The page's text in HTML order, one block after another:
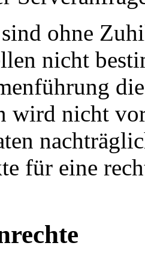
ohne
nicht
wird nicht
für eine